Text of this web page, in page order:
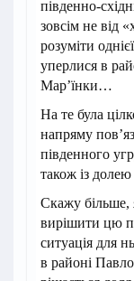
південно-
зовсім не від
розуміти
уперлися в
Мар’їнки…
На те була
напряму
південного
також із
Скажу більше,
вирішити цю
ситуація для
в районі